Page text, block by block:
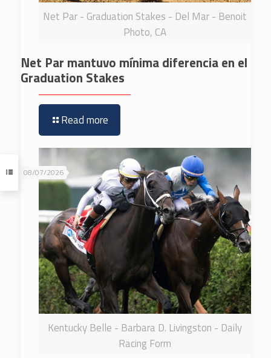
Net Par - Graduation Stakes - Del Mar - Benoit
Photo, CA
Net Par mantuvo mínima diferencia en el
Graduation Stakes
Read more
Kentucky Belle - Barbara D. Livingston - Daily
Racing Form
08/07/2026